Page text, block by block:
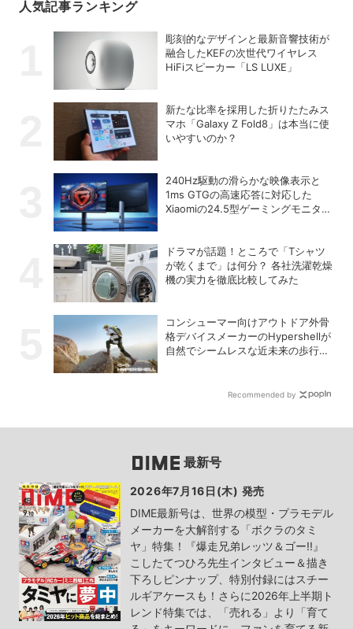
人気記事ランキング
彫刻的なデザインと最新音響技術が
融合したKEFの次世代ワイヤレス
HiFiスピーカー「LS LUXE」
新たな比率を採用した折りたたみス
マホ「Galaxy Z Fold8」は本当に使
いやすいのか？
240Hz駆動の滑らかな映像表示と
1ms GTGの高速応答に対応した
Xiaomiの24.5型ゲーミングモニター
ドラマが話題！ところで「Tシャツ
が乾くまで」は何分？ 各社洗濯乾燥
機の実力を徹底比較してみた
コンシューマー向けアウトドア外骨
格デバイスメーカーのHypershellが
自然でシームレスな近未来の歩行体
Recommended by
最新号
2026年7月16日(木) 発売
DIME最新号は、世界の模型・プラモデル
メーカーを大解剖する「ボクラのタミ
ヤ」特集！『爆走兄弟レッツ＆ゴー!!』
こしたてつひろ先生インタビュー＆描き
下ろしピンナップ、特別付録にはスチー
ルギアケースも！さらに2026年上半期ト
レンド特集では、「売れる」より「育て